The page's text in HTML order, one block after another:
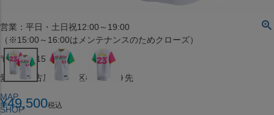
営業：平日・土日祝12:00～19:00
（※15:00～16:00はメンテナンスのためクローズ）
〒453-0015
愛知県名古屋市中村区椿町６−９先
MAP
SHOP
¥49,500税込